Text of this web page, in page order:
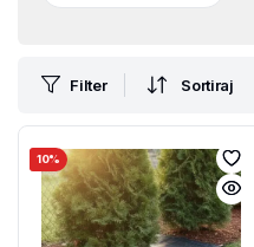
Filter Sortiraj
10%